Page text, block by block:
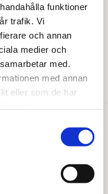
funktioner
trafik. Vi
och annan
medier och
med.
med annan
eller som de har